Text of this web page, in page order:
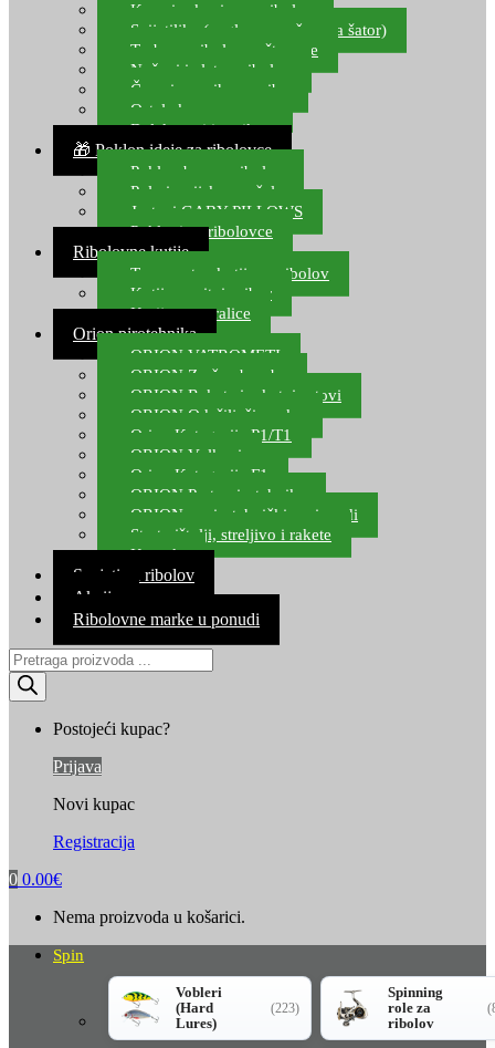
Kape i rukavice za ribolov
Svijetiljke (naglavne, ručne, za šator)
Torbe za ribolovne štapove
Noževi i alat za ribolov
Čamci za prihranu ribe
Ostala kamp oprema
Dalekozori i optika
🎁 Poklon ideje za ribolovce
Poklon bon za ribolov
Polarizacijske naočale
Jastuci GABY PILLOWS
Pokloni za ribolovce
Ribolovne kutije
Transportne kutije za ribolov
Kutije za sitni pribor
Kutije za varalice
Orion pirotehnika
ORION VATROMETI
ORION Zračne bombe
ORION Rakete i raketni setovi
ORION Odašiljači zvuka
Orion Kategorija P1/T1
ORION Vulkani
Orion Kategorija F1
ORION Party pirotehnika
ORION nepirotehnički proizvodi
Start pištolji, streljivo i rakete
Kontakt
Savjeti za ribolov
Akcija
Ribolovne marke u ponudi
Products
search
Postojeći kupac?
Prijava
Novi kupac
Registracija
0 0.00€
Nema proizvoda u košarici.
Spin
Vobleri
(Hard
Lures)
(223)
Spinning
role za
ribolov